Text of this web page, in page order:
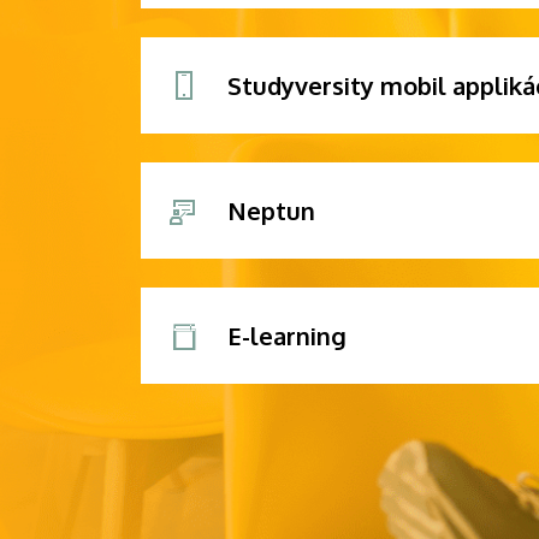
Studyversity mobil
Neptun
E-learning